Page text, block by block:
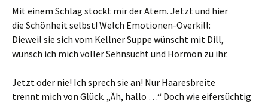
Mit einem Schlag stockt mir der Atem. Jetzt und hier
die Schönheit selbst! Welch Emotionen-Overkill:
Dieweil sie sich vom Kellner Suppe wünscht mit Dill,
wünsch ich mich voller Sehnsucht und Hormon zu ihr.
Jetzt oder nie! Ich sprech sie an! Nur Haaresbreite
trennt mich von Glück. „Äh, hallo …“ Doch wie eifersüchtig